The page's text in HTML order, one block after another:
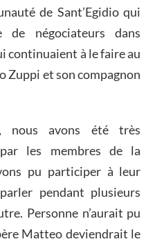
de Sant’Egidio qui
négociateurs dans
continuaient à le faire au
Zuppi et son compagnon
nous avons été très
les membres de la
pu participer à leur
pendant plusieurs
Personne n’aurait pu
Matteo deviendrait le